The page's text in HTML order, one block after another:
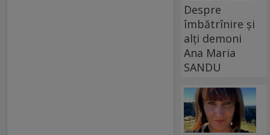
Despre
îmbătrînire și
alți demoni
Ana Maria
SANDU